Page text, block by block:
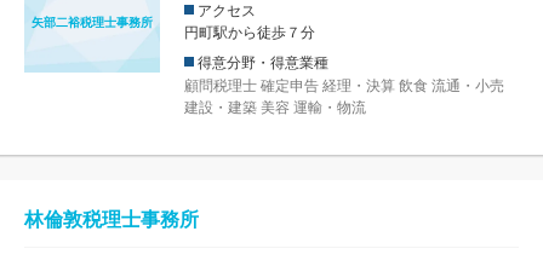
矢部二裕税理士事務所
アクセス
円町駅から徒歩７分
得意分野・得意業種
顧問税理士 確定申告 経理・決算 飲食 流通・小売
建設・建築 美容 運輸・物流
林倫敦税理士事務所